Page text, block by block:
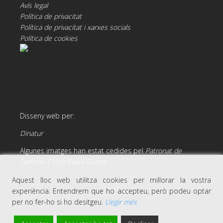
Avís legal
Política de privacitat
Política de privacitat i xarxes socials
Política de cookies
Disseny web per:
Dinatur
Algunes imatges han estat cedides pelPatronat de
Aquest lloc web utilitza cookies per millorar la vostra
experiència. Entendrem que ho accepteu, però podeu optar
per no fer-ho si ho desitgeu. Llegir més